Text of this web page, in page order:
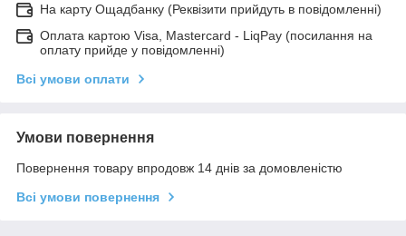
На карту Ощадбанку (Реквізити прийдуть в повідомленні)
Оплата картою Visa, Mastercard - LiqPay (посилання на
оплату прийде у повідомленні)
Всі умови оплати
Умови повернення
Повернення товару впродовж 14 днів за домовленістю
Всі умови повернення